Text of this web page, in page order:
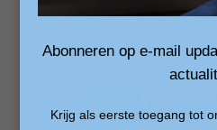
Abonneren op e-mail
Krijg als eerste toegang tot